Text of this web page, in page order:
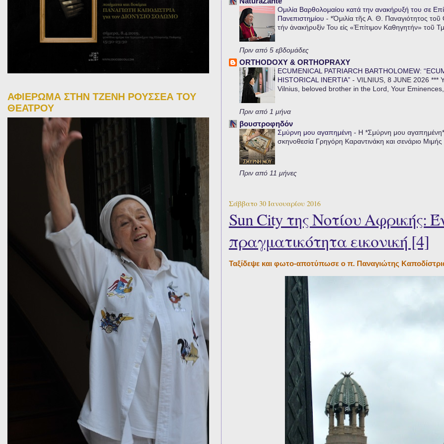
Ομιλία Βαρθολομαίου κατά την ανακήρυξή του σε
Πανεπιστημίου - *Ὁμιλία τῆς Α. Θ. Παναγιότητος
τήν ἀνακήρυξίν Του εἰς «Ἐπίτιμον Καθηγητήν» τοῦ
Πριν από 5 εβδομάδες
ORTHODOXY & ORTHOPRAXY
ECUMENICAL PATRIARCH BARTHOLOMEW:
HISTORICAL INERTIA” - VILNIUS, 8 JUNE 2026 ***
Vilnius, beloved brother in the Lord, Your
Πριν από 1 μήνα
βουστροφηδόν
Σμύρνη μου αγαπημένη - Η *Σμύρνη μου αγαπημένη*
σκηνοθεσία Γρηγόρη Καραντινάκη και σενάριο Μιμής
Πριν από 11 μήνες
Σάββατο 30 Ιανουαρίου 2016
Sun City της Νοτίου Αφρικής:
πραγματικότητα εικονική [4]
Ταξίδεψε και φωτο-αποτύπωσε ο π. Παναγιώτης
ΑΦΙΕΡΩΜΑ ΣΤΗΝ ΤΖΕΝΗ ΡΟΥΣΣΕΑ ΤΟΥ
ΘΕΑΤΡΟΥ